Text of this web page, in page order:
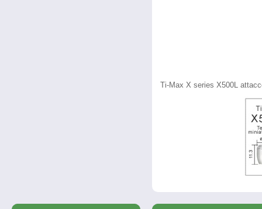
Ti-Max X series X500L